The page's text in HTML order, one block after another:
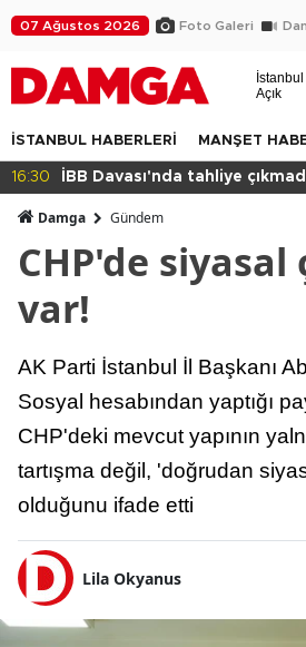
07 Ağustos 2026 Foto Galeri
İstanbul
Açık
İSTANBUL HABERLERİ MANŞET
14:32 Beylikdüzü
Damga Gündem
CHP'de
var!
AK Parti İstanbul İl Başkanı
Sosyal hesabından yaptığı
CHP'deki mevcut yapının
tartışma değil, 'doğrudan
olduğunu ifade etti
Lila Okyanus